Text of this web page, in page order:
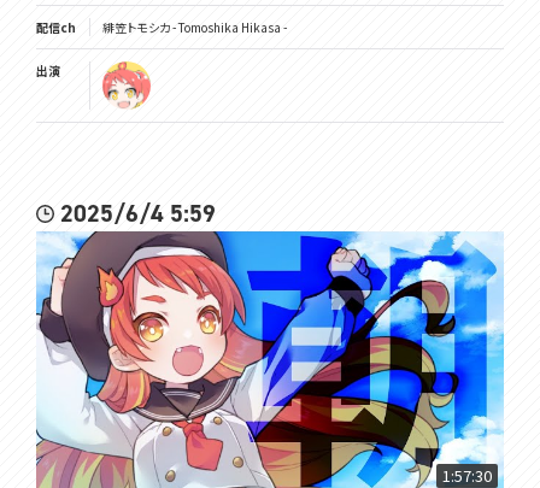
配信ch 緋笠トモシカ - Tomoshika Hikasa -
出演
2025/6/4 5:59
1:57:30